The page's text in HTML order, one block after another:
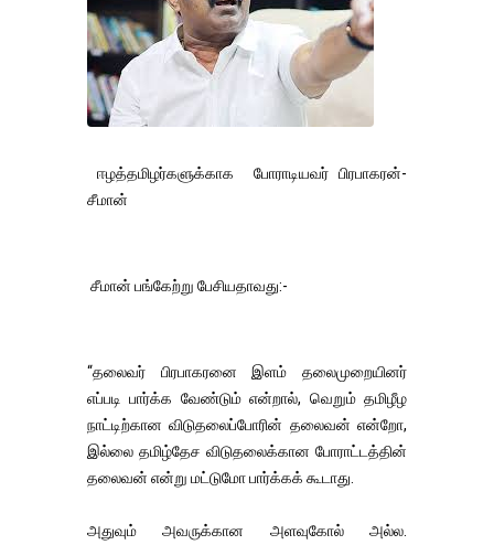
ஈழத்தமிழர்களுக்காக போராடியவர் பிரபாகரன்-
சீமான்
சீமான் பங்கேற்று பேசியதாவது:-
“தலைவர் பிரபாகரனை இளம் தலைமுறையினர்
எப்படி பார்க்க வேண்டும் என்றால், வெறும் தமிழீழ
நாட்டிற்கான விடுதலைப்போரின் தலைவன் என்றோ,
இல்லை தமிழ்தேச விடுதலைக்கான போராட்டத்தின்
தலைவன் என்று மட்டுமோ பார்க்கக் கூடாது.
அதுவும் அவருக்கான அளவுகோல் அல்ல.